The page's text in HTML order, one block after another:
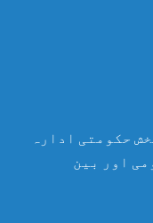
حکومتی ادارہ
اور بین